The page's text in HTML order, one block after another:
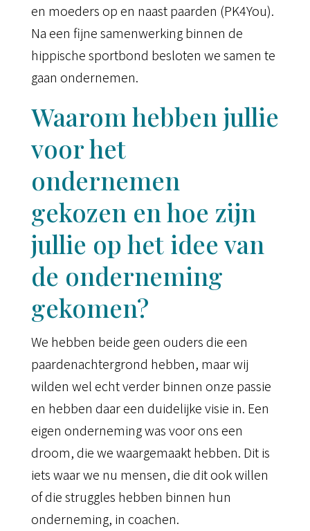
en moeders op en naast paarden (PK4You).
Na een fijne samenwerking binnen de
hippische sportbond besloten we samen te
gaan ondernemen.
Waarom hebben jullie
voor het
ondernemen
gekozen en hoe zijn
jullie op het idee van
de onderneming
gekomen?
We hebben beide geen ouders die een
paardenachtergrond hebben, maar wij
wilden wel echt verder binnen onze passie
en hebben daar een duidelijke visie in. Een
eigen onderneming was voor ons een
droom, die we waargemaakt hebben. Dit is
iets waar we nu mensen, die dit ook willen
of die struggles hebben binnen hun
onderneming, in coachen.